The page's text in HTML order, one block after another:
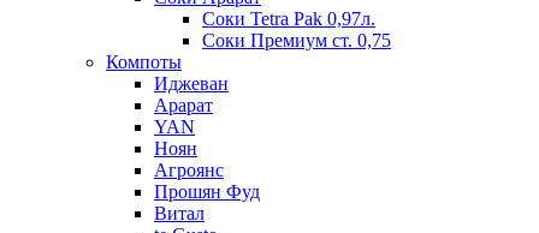
Соки Tetra Pak 0,97л.
Соки Премиум ст. 0,75
Компоты
Иджеван
Арарат
YAN
Ноян
Агроянс
Прошян Фуд
Витал